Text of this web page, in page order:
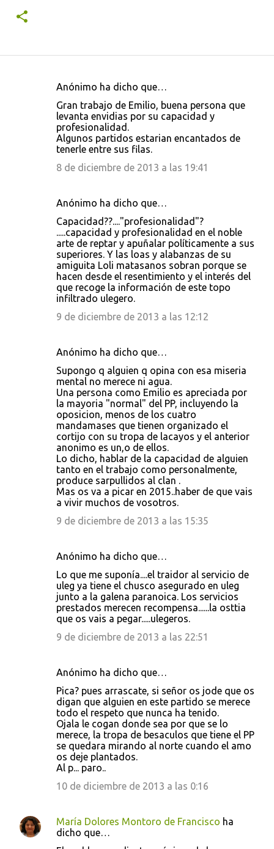
Anónimo ha dicho que…
Gran trabajo de Emilio, buena persona que
levanta envidias por su capacidad y
profesionalidad.
Algunos partidos estarian encantados de
tenerle entre sus filas.
8 de diciembre de 2013 a las 19:41
Anónimo ha dicho que…
Capacidad??...."profesionalidad"?
.....capacidad y profesionalidad en el noble
arte de reptar y apuñalar políticamente a sus
superiores. Y las loas y alabanzas de su
amiguita Loli matasanos sobran porque se
hacen desde el resentimiento y el interés del
que recoge la información de este topo
infiltrado ulegero.
9 de diciembre de 2013 a las 12:12
Anónimo ha dicho que…
Supongo q alguien q opina con esa miseria
mental no merece ni agua.
Una persona como Emilio es apreciada por
la mayoria "normal" del PP, incluyendo la
oposicion, menos de los cuatro
mandamases que tienen organizado el
cortijo con su tropa de lacayos y el anterior
anonimo es un,o de ellos.
Lo dicho, hablar de la capacidad de alguien
tanto en el trabajo como personalmente,
produce sarpullidos al clan .
Mas os va a picar en 2015..haber de que vais
a vivir muchos de vosotros.
9 de diciembre de 2013 a las 15:35
Anónimo ha dicho que…
Lo que me suponía....el traidor al servicio de
uleg ya tiene el chusco asegurado en uleg
junto a la galena paranoica. Los servicios
prestados merecen recompensa......la osttia
que os vais a pegar.....ulegeros.
9 de diciembre de 2013 a las 22:51
Anónimo ha dicho que…
Pica? pues arrascate, si señor os jode que os
digan que alguien en este partido se merece
todo el respeto que nunca ha tenido.
Ojala le cogan donde sea por que se lo
merece, la tropa de besaculos que tiene el PP
se quedara mirando al norte cuando el amo
os deje plantados.
Al p... paro..
10 de diciembre de 2013 a las 0:16
María Dolores Montoro de Francisco ha
dicho que…